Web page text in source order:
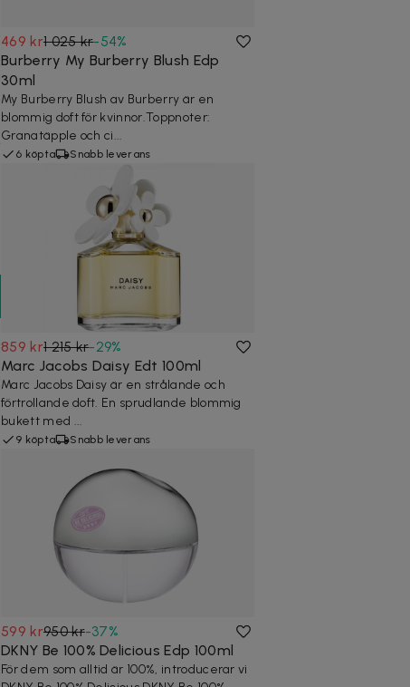
469 kr1 025 kr-54%
Burberry My Burberry Blush Edp
30ml
My Burberry Blush av Burberry är en
blommig doft för kvinnor.Toppnoter:
Granatäpple och ci...
6 köpta Snabb leverans
859 kr1 215 kr-29%
Marc Jacobs Daisy Edt 100ml
Marc Jacobs Daisy är en strålande och
förtrollande doft. En sprudlande blommig
bukett med ...
9 köpta Snabb leverans
599 kr950 kr-37%
DKNY Be 100% Delicious Edp 100ml
För dem som alltid är 100%, introducerar vi